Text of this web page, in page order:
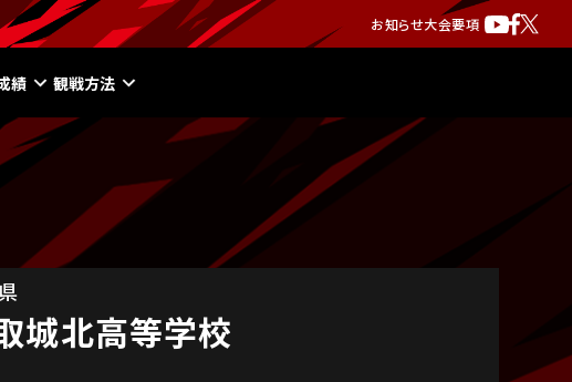
お知らせ大会要項
績 観戦方法
城北高等学校